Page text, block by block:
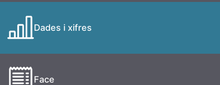
Dades i xifres
Face